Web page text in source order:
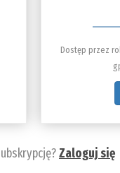
Dostęp przez
Zaloguj się